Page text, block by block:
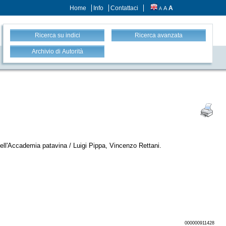
Home Info Contattaci A A A
Ricerca su indici Ricerca avanzata
Archivio di Autorità